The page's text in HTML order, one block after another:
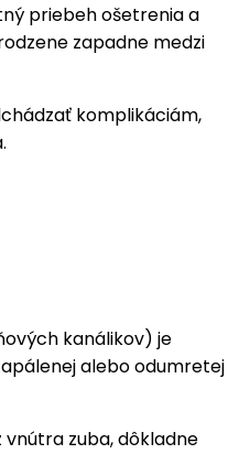
priebeh ošetrenia a
zapadne medzi
komplikáciám,
kanálikov) je
alebo odumretej
zuba, dôkladne